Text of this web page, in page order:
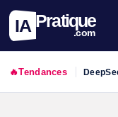
IA Pratique
.com
🔥Tendances